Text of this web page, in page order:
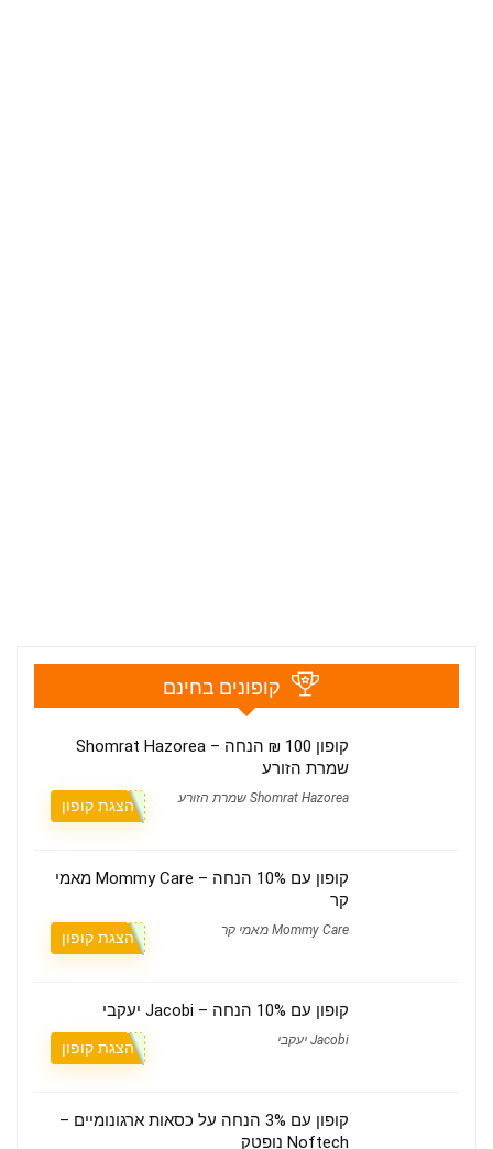
קופונים בחינם
קופון 100 ₪ הנחה – Shomrat Hazorea
שמרת הזורע
Shomrat Hazorea שמרת הזורע הצגת קופון
קופון עם 10% הנחה – Mommy Care מאמי
קר
Mommy Care מאמי קר הצגת קופון
קופון עם 10% הנחה – Jacobi יעקבי
Jacobi יעקבי הצגת קופון
קופון עם 3% הנחה על כסאות ארגונומיים –
Noftech נופטק